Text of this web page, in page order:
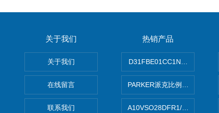
关于我们
关于我们
在线留言
联系我们
热销产品
PARKER派克比例阀 柱塞泵
A10VSO28DFR1/